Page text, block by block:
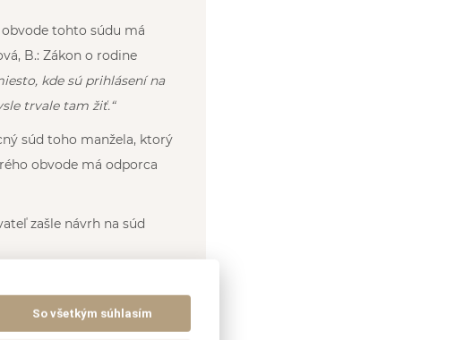
tohto súdu má
B.: Zákon o rodine
kde sú prihlásení na
trvale tam žiť.“
súd toho manžela, ktorý
obvode má odporca
zašle návrh na súd
na rozvod zašle, ale
občanov. V prípade
So všetkým súhlasím